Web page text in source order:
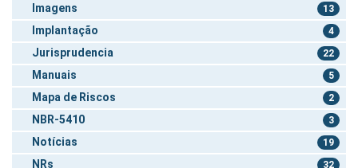
Imagens 13
Implantação 4
Jurisprudencia 22
Manuais 5
Mapa de Riscos 2
NBR-5410 3
Notícias 19
NRs 32